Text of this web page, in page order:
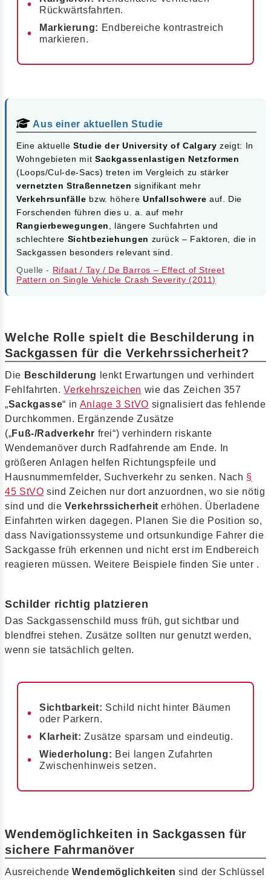
Rückwärtsfahrten.
Markierung: Endbereiche kontrastreich
markieren.
Aus einer aktuellen Studie
Eine aktuelle Studie der University of Calgary zeigt: In
Wohngebieten mit Sackgassenlastigen Netzformen
(Loops/Cul-de-Sacs) treten im Vergleich zu stärker
vernetzten Straßennetzen signifikant mehr
Verkehrsunfälle bzw. höhere Unfallschwere auf. Die
Forschenden führen dies u. a. auf mehr
Rangierbewegungen
, längere Suchfahrten und
schlechtere Sichtbeziehungen zurück – Faktoren, die in
Sackgassen besonders relevant sind.
Quelle - Rifaat / Tay / De Barros – Effect of Street
Pattern on Single Vehicle Crash Severity (2011)
Welche Rolle spielt die Beschilderung in
Sackgassen für die Verkehrssicherheit?
Die Beschilderung
lenkt Erwartungen und verhindert
Fehlfahrten.Verkehrszeichen wie das Zeichen 357
„Sackgasse“ in Anlage 3 StVO signalisiert das fehlende
Durchkommen. Ergänzende Zusätze
(„Fuß-/Radverkehr frei“) verhindern riskante
Wendemanöver durch Radfahrende am Ende. In
größeren Anlagen helfen Richtungspfeile und
Hausnummernfelder, Suchverkehr zu senken. Nach §
45 StVO sind Zeichen nur dort anzuordnen, wo sie nötig
sind und dieVerkehrssicherheit erhöhen. Überladene
Einfahrten wirken dagegen. Planen Sie die Position so,
dass Navigationssysteme und ortsunkundige Fahrer die
Sackgasse früh erkennen und nicht erst im Endbereich
reagieren müssen. Weitere Beispiele finden Sie unter .
Schilder richtig platzieren
Das Sackgassenschild muss früh, gut sichtbar und
blendfrei stehen. Zusätze sollten nur genutzt werden,
wenn sie tatsächlich gelten.
Sichtbarkeit: Schild nicht hinter Bäumen
oder Parkern.
Klarheit: Zusätze sparsam und eindeutig.
Wiederholung: Bei langen Zufahrten
Zwischenhinweis setzen.
Wendemöglichkeiten in Sackgassen für
sichere Fahrmanöver
AusreichendeWendemöglichkeiten sind der Schlüssel